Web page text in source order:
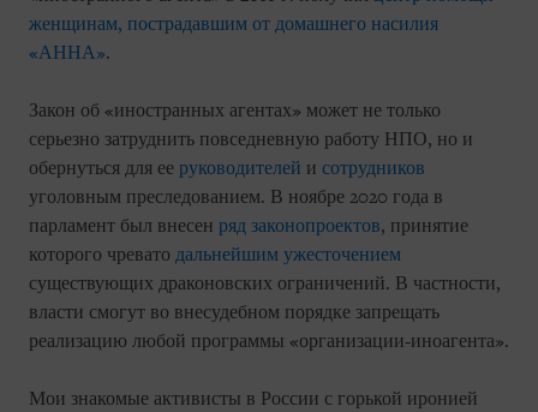
женщинам, пострадавшим от домашнего насилия
«АННА».
Закон об «иностранных агентах» может не только
серьезно затруднить повседневную работу НПО, но и
обернуться для ее руководителей и сотрудников
уголовным преследованием. В ноябре 2020 года в
парламент был внесен ряд законопроектов, принятие
которого чревато дальнейшим ужесточением
существующих драконовских ограничений. В частности,
власти смогут во внесудебном порядке запрещать
реализацию любой программы «организации-иноагента».
Мои знакомые активисты в России с горькой иронией